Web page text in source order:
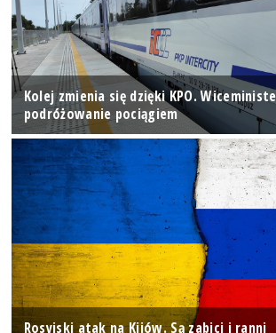
Kolej zmienia się dzięki KPO.
podróżowanie pociągiem
Rosyjski atak na Kijów. Są zabici i ranni